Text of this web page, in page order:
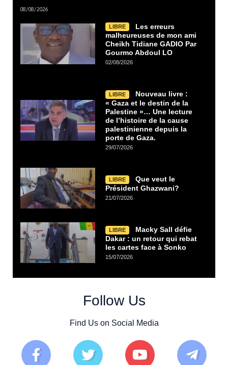
08/08/2026
LIBRE
Les erreurs
malheureuses de mon ami
Cheikh Tidiane GADIO Par
Gourmo Abdoul LO
02/08/2026
LIBRE
Nouveau livre :
« Gaza et le destin de la
Palestine »… Une lecture
de l’histoire de la cause
palestinienne depuis la
porte de Gaza.
29/07/2026
LIBRE
Que veut le
Président Ghazwani?
21/07/2026
LIBRE
Macky Sall défie
Dakar : un retour qui rebat
les cartes face à Sonko
15/07/2026
Follow Us
Find Us on Social Media